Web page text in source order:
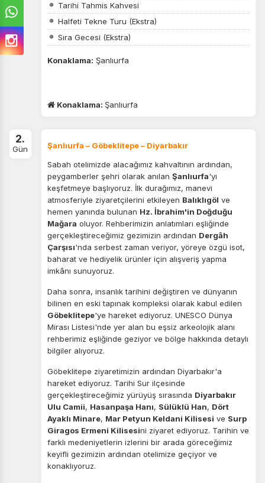
ÇEREZ KULLANIM AYARLARINIZ
Çerez tercihlerinizibelirleyin.
Daha fazla bilgi içinKVKK bilgilendirmemizi,çerez kullanım
gizlilik koşullarınıinceleyebilirsiniz.
Zorunlu Çerezler
Tarihi Tahmis Kahvesi
Halfeti Tekne Turu (Ekstra)
Sıra Gecesi (Ekstra)
Konaklama: Şanlıurfa
Konaklama: Şanlıurfa
2.
Gün
Şanlıurfa – Göbeklitepe – Diyarbakır
Sabah otelimizde alacağımız kahvaltının ardından,
peygamberler şehri olarak anılan Şanlıurfa'yı
keşfetmeye başlıyoruz. İlk durağımız, manevi
atmosferiyle ziyaretçilerini etkileyen Balıklıgöl ve
hemen yanında bulunan Hz. İbrahim'in Doğduğu
Mağara oluyor. Rehberimizin anlatımları eşliğinde
gerçekleştireceğimiz gezimizin ardından Dergâh
Çarşısı'nda serbest zaman veriyor, yöreye özgü isot,
baharat ve hediyelik ürünler için alışveriş yapma
imkânı sunuyoruz.
Daha sonra, insanlık tarihini değiştiren ve dünyanın
bilinen en eski tapınak kompleksi olarak kabul edilen
Göbeklitepe'ye hareket ediyoruz. UNESCO Dünya
Mirası Listesi'nde yer alan bu eşsiz arkeolojik alanı
rehberimiz eşliğinde geziyor ve bölge hakkında detaylı
bilgiler alıyoruz.
Göbeklitepe ziyaretimizin ardından Diyarbakır'a
hareket ediyoruz. Tarihi Sur ilçesinde
gerçekleştireceğimiz yürüyüş sırasında Diyarbakır
Ulu Camii, Hasanpaşa Hanı, Sülüklü Han, Dört
Ayaklı Minare, Mar Petyun Keldani Kilisesi ve Surp
Giragos Ermeni Kilisesini ziyaret ediyoruz. Tarihin ve
farklı medeniyetlerin izlerini bir arada göreceğimiz
keyifli gezimizin ardından otelimize geçiyor ve
konaklıyoruz.